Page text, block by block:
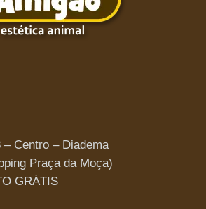
– Centro – Diadema
Praça da Moça)
GRÁTIS